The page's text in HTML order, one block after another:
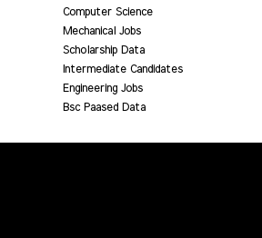
Computer Science
Mechanical Jobs
Scholarship Data
Intermediate Candidates
Engineering Jobs
Bsc Paased Data